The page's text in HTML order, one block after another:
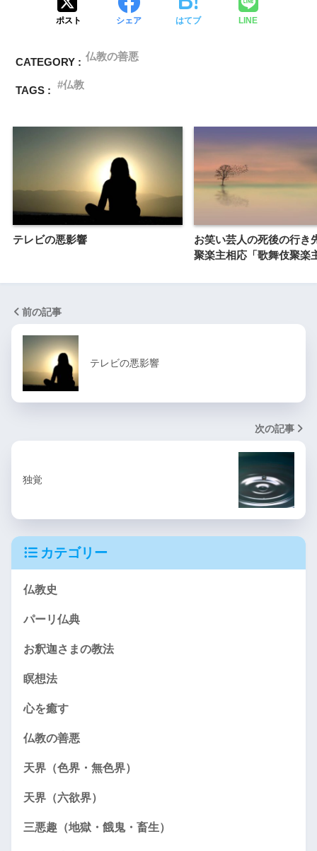
ポスト シェア はてブ LINE
CATEGORY : 仏教の善悪
TAGS : 仏教
テレビの悪影響
お笑い芸人の死後の行き
聚楽主相応「歌舞伎聚楽
前の記事
テレビの悪影響
次の記事
独覚
カテゴリー
仏教史
パーリ仏典
お釈迦さまの教法
瞑想法
心を癒す
仏教の善悪
天界（色界・無色界）
天界（六欲界）
三悪趣（地獄・餓鬼・畜生）